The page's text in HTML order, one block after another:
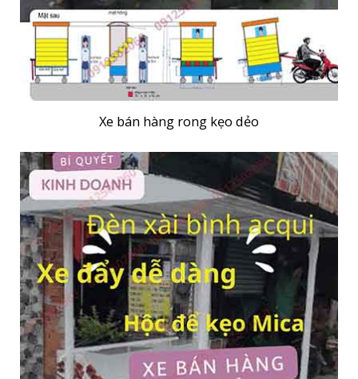
Xe bán hàng rong kẹo dẻo